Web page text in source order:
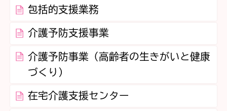
包括的支援業務
介護予防支援事業
介護予防事業（高齢者の生きがいと健康
づくり）
在宅介護支援センター